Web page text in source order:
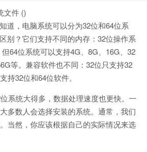
文件 ()
道，电脑系统可以分为32位和64位系
别？它们支持不同的内存：32位操作系
64位系统可以支持4G、8G、16G、32
等。兼容软件也不同：32位只支持32
持32位和64位软件。
系统大得多，数据处理速度也更快。一
多数人会选择安装的系统。通常，我们
当然，你应该根据自己的实际情况来选